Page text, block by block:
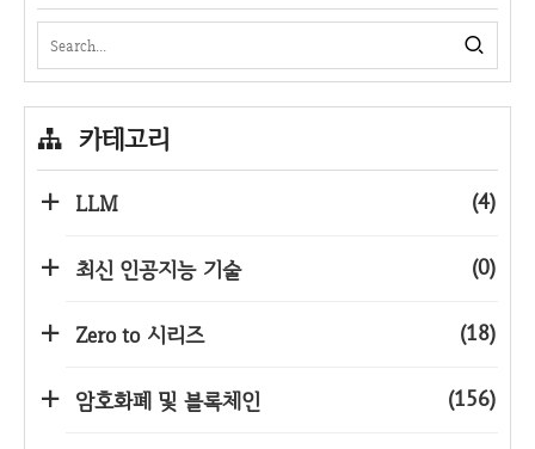
카테고리
LLM (4)
최신 인공지능 기술 (0)
Zero to 시리즈 (18)
암호화폐 및 블록체인 (156)